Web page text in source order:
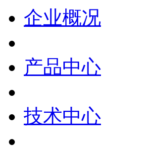
企业概况
产品中心
技术中心